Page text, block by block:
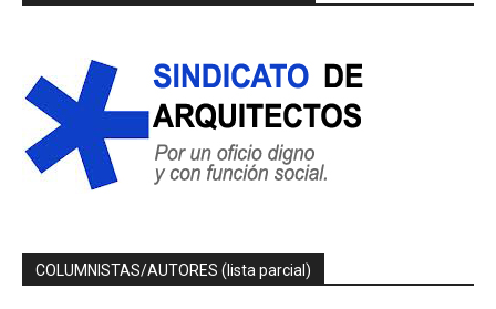
COLUMNISTAS/AUTORES (lista parcial)